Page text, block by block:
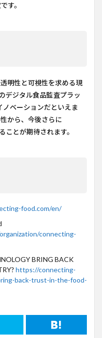
す。
明性と可視性を求める現
デジタル食品監査プラッ
ベーションだといえま
から、今後さらに
とが期待されます。
food.com/en/
connecting-
BRING BACK
https://connecting-
back-trust-in-the-food-